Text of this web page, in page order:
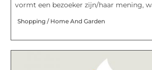
vormt een bezoeker zijn/haar mening,
Shopping / Home And Garden